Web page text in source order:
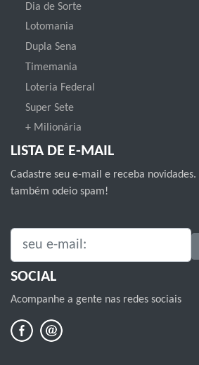
Dia de Sorte
Lotomania
Dupla Sena
Timemania
Loteria Federal
Super Sete
+ Milionária
LISTA DE E-MAIL
Cadastre seu e-mail e receba
também odeio spam!
SEU E-MAIL:
SOCIAL
Acompanhe a gente nas redes sociais